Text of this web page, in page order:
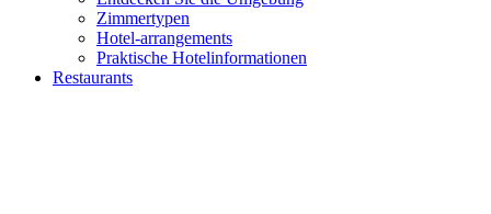
Zimmertypen
Hotel-arrangements
Praktische Hotelinformationen
Restaurants